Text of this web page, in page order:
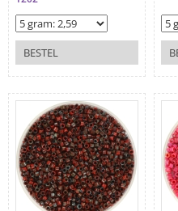
BESTEL